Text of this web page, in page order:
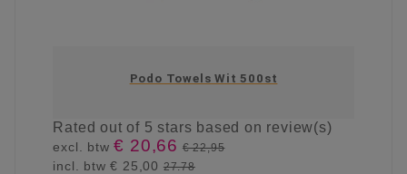
Podo Towels Wit 500st
Ratedout of 5 stars based on review(s)
excl. btw€ 20,66 € 22,95
incl. btw€ 25,00 27.78